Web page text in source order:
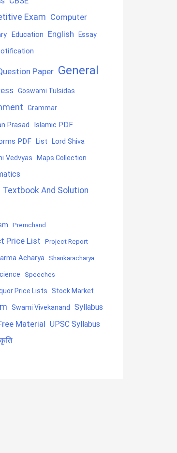
Exam Computer
Education English Essay
Paper General
Goswami Tulsidas
Grammar
Prasad
Islamic PDF
PDF List Lord Shiva
Vedvyas Maps Collection
Textbook And Solution
Premchand
Price List Project Report
Acharya Shankaracharya
Speeches
Price Lists Stock Market
Swami Vivekanand Syllabus
Material UPSC Syllabus